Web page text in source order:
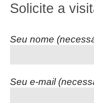
Solicite a
Seu nome
Seu e-mail